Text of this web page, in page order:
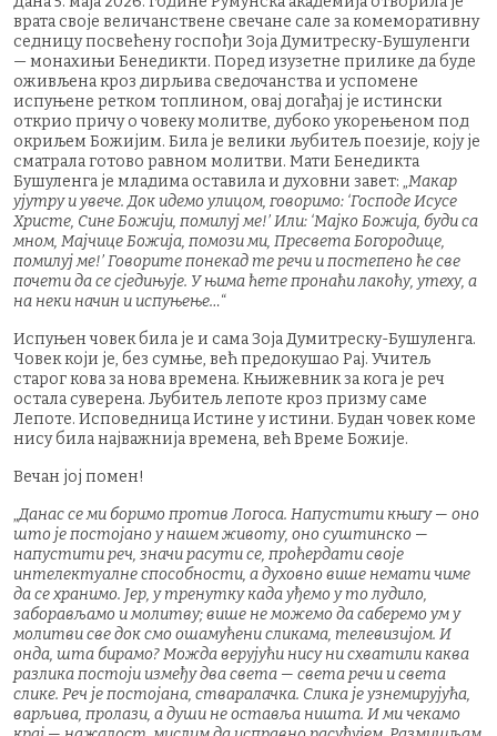
врата своје величанствене свечане сале за комеморативну
седницу посвећену госпођи Зоја Думитреску-Бушуленги
— монахињи Бенедикти. Поред изузетне прилике да буде
оживљена кроз дирљива сведочанства и успомене
испуњене ретком топлином, овај догађај је истински
открио причу о човеку молитве, дубоко укорењеном под
окриљем Божијим. Била је велики љубитељ поезије, коју је
сматрала готово равном молитви. Мати Бенедикта
Бушуленга је младима оставила и духовни завет: „Макар
ујутру и увече. Док идемо улицом, говоримо: ‘Господе Исусе
Христе, Сине Божији, помилуј ме!’ Или: ‘Мајко Божија, буди са
мном, Мајчице Божија, помози ми, Пресвета Богородице,
помилуј ме!’ Говорите понекад те речи и постепено ће све
почети да се сједињује. У њима ћете пронаћи лакоћу, утеху, а
на неки начин и испуњење…“
Испуњен човек била је и сама Зоја Думитреску-Бушуленга.
Човек који је, без сумње, већ предокушао Рај. Учитељ
старог кова за нова времена. Књижевник за кога је реч
остала суверена. Љубитељ лепоте кроз призму саме
Лепоте. Исповедница Истине у истини. Будан човек коме
нису била најважнија времена, већ Време Божије.
Вечан јој помен!
„Данас се ми боримо против Логоса. Напустити књигу — оно
што је постојано у нашем животу, оно суштинско —
напустити реч, значи расути се, проћердати своје
интелектуалне способности, а духовно више немати чиме
да се хранимо. Јер, у тренутку када уђемо у то лудило,
заборављамо и молитву; више не можемо да саберемо ум у
молитви све док смо ошамућени сликама, телевизијом. И
онда, шта бирамо? Можда верујући нису ни схватили каква
разлика постоји између два света — света речи и света
слике. Реч је постојана, стваралачка. Слика је узнемирујућа,
варљива, пролази, а души не оставља ништа. И ми чекамо